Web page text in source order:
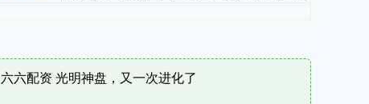
六六配资 光明神盘，又一次进化了